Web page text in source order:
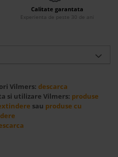
Calitate garantata
Experienta de peste 30 de ani
Vilmers: descarca
si utilizare Vilmers: produse
sau produse cu